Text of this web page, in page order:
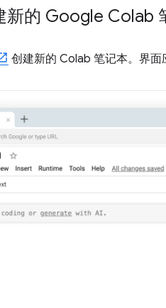
新的 Google Colab
创建新的 Colab 笔记本。界面